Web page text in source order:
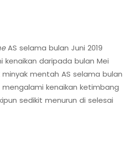
AS selama bulan Juni 2019
daripada bulan Mei
minyak mentah AS selama bulan
mengalami kenaikan ketimbang
sedikit menurun di selesai